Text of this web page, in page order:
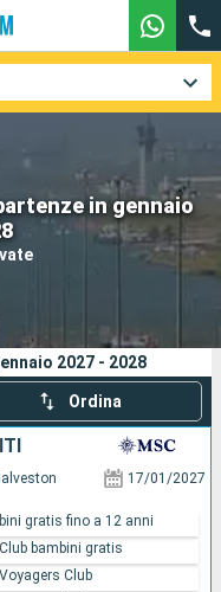
in gennaio
2027 - 2028
Ordina
17/01/2027
gratis fino a 12 anni
bambini gratis
Club